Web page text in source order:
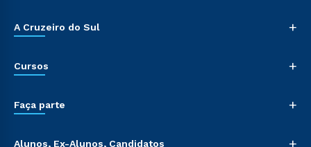
A Cruzeiro do Sul +
Cursos +
Faça parte +
Alunos, Ex-Alunos, Candidatos +